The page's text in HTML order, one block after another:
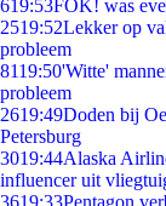
619:53FOK! was
2519:52Lekker op
probleem
8119:50'Witte'
probleem
2619:49Doden bij
Petersburg
3019:44Alaska
influencer uit
3619:33Pentagon